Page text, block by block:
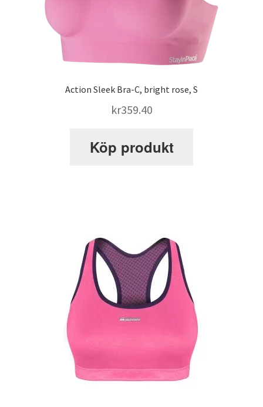
Till kassan
Träningspulver
Action Sleek Bra-C, bright rose, S
kr359.40
Köp produkt